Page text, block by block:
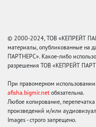
© 2000-2024, ТОВ «КЕПРЕЙТ
материалы, опубликованные на
ПАРТНЕРС». Какое-либо
разрешения ТОВ «КЕПРЕЙТ
При правомерном использовании
afisha.bigmir.net обязательна.
Любое копирование,
произведений и/или
Images - строго запрещено.